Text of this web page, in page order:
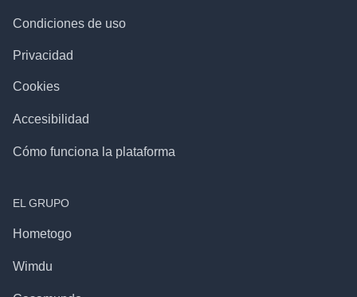
Condiciones de uso
Privacidad
Cookies
Accesibilidad
Cómo funciona la plataforma
EL GRUPO
Hometogo
Wimdu